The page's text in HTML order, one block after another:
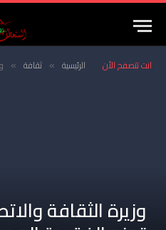
انت تتصفح الأن الرئيسية » ثقافة »
وزيرة الثقافة